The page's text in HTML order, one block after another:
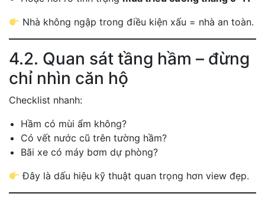
Nhà không ngập trong điều kiện xấu = nhà an toàn.
4.2. Quan sát tầng hầm – đừng
chỉ nhìn căn hộ
Checklist nhanh:
Hầm có mùi ẩm không?
Có vết nước cũ trên tường hầm?
Bãi xe có máy bơm dự phòng?
Đây là dấu hiệu kỹ thuật quan trọng hơn view đẹp.